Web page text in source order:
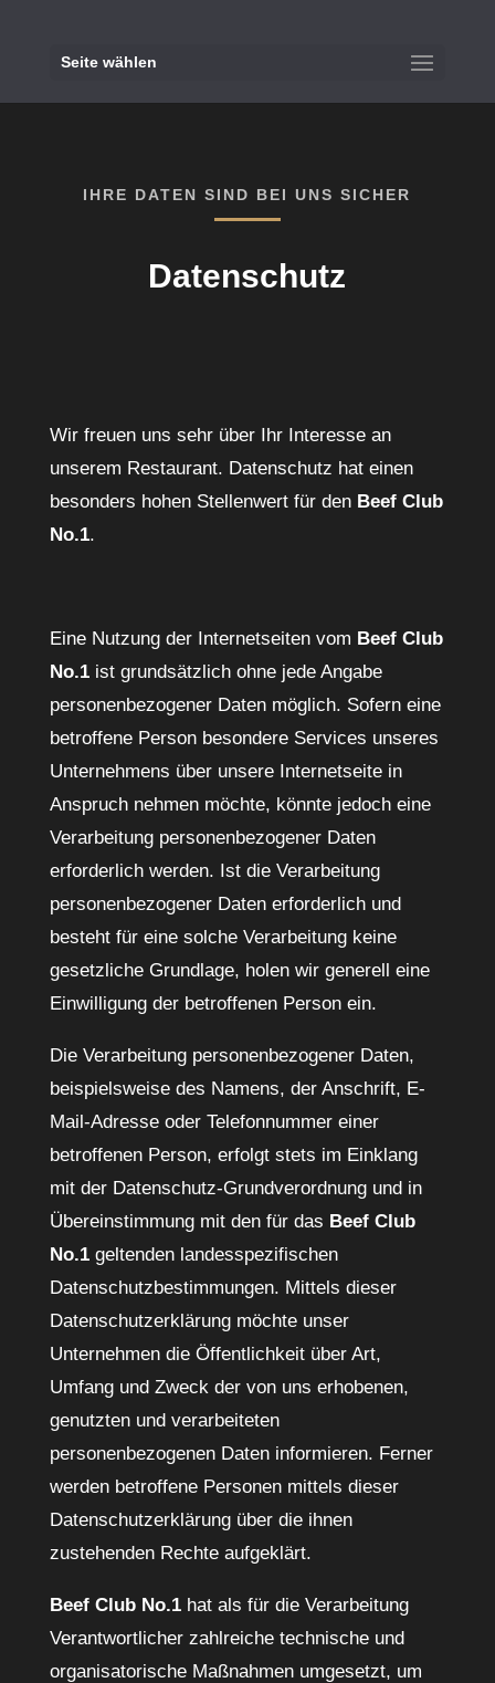
Seite wählen
IHRE DATEN SIND BEI UNS SICHER
Datenschutz
Wir freuen uns sehr über Ihr Interesse an
unserem Restaurant. Datenschutz hat einen
besonders hohen Stellenwert für den Beef Club
No.1.
Eine Nutzung der Internetseiten vom Beef Club
No.1ist grundsätzlich ohne jede Angabe
personenbezogener Daten möglich. Sofern eine
betroffene Person besondere Services unseres
Unternehmens über unsere Internetseite in
Anspruch nehmen möchte, könnte jedoch eine
Verarbeitung personenbezogener Daten
erforderlich werden. Ist die Verarbeitung
personenbezogener Daten erforderlich und
besteht für eine solche Verarbeitung keine
gesetzliche Grundlage, holen wir generell eine
Einwilligung der betroffenen Person ein.
Die Verarbeitung personenbezogener Daten,
beispielsweise des Namens, der Anschrift, E-
Mail-Adresse oder Telefonnummer einer
betroffenen Person, erfolgt stets im Einklang
mit der Datenschutz-Grundverordnung und in
Übereinstimmung mit den für das Beef Club
No.1geltenden landesspezifischen
Datenschutzbestimmungen. Mittels dieser
Datenschutzerklärung möchte unser
Unternehmen die Öffentlichkeit über Art,
Umfang und Zweck der von uns erhobenen,
genutzten und verarbeiteten
personenbezogenen Daten informieren. Ferner
werden betroffene Personen mittels dieser
Datenschutzerklärung über die ihnen
zustehenden Rechte aufgeklärt.
Beef Club No.1hat als für die Verarbeitung
Verantwortlicher zahlreiche technische und
organisatorische Maßnahmen umgesetzt, um